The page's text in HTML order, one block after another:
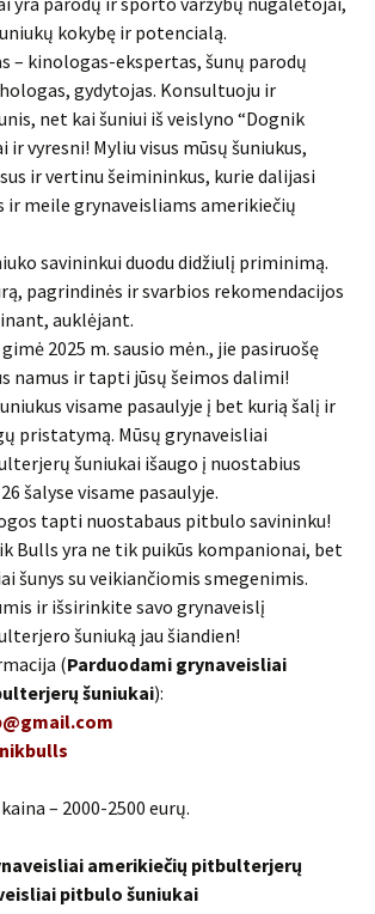
kokybę ir potencialą.
– kinologas-ekspertas, šunų parodų
gydytojas. Konsultuoju ir
net kai šuniui iš veislyno “Dognik
ir vyresni! Myliu visus mūsų šuniukus,
ir vertinu šeimininkus, kurie dalijasi
ir meile grynaveisliams amerikiečių
savininkui duodu didžiulį priminimą.
pagrindinės ir svarbios rekomendacijos
auklėjant.
2025 m. sausio mėn., jie pasiruošę
namus ir tapti jūsų šeimos dalimi!
visame pasaulyje į bet kurią šalį ir
pristatymą. Mūsų grynaveisliai
šuniukai išaugo į nuostabius
šalyse visame pasaulyje.
tapti nuostabaus pitbulo savininku!
Bulls yra ne tik puikūs kompanionai, bet
šunys su veikiančiomis smegenimis.
ir išsirinkite savo grynaveislį
šuniuką jau šiandien!
(Parduodami grynaveisliai
šuniukai):
– 2000-2500 eurų.
amerikiečių pitbulterjerų
pitbulo šuniukai